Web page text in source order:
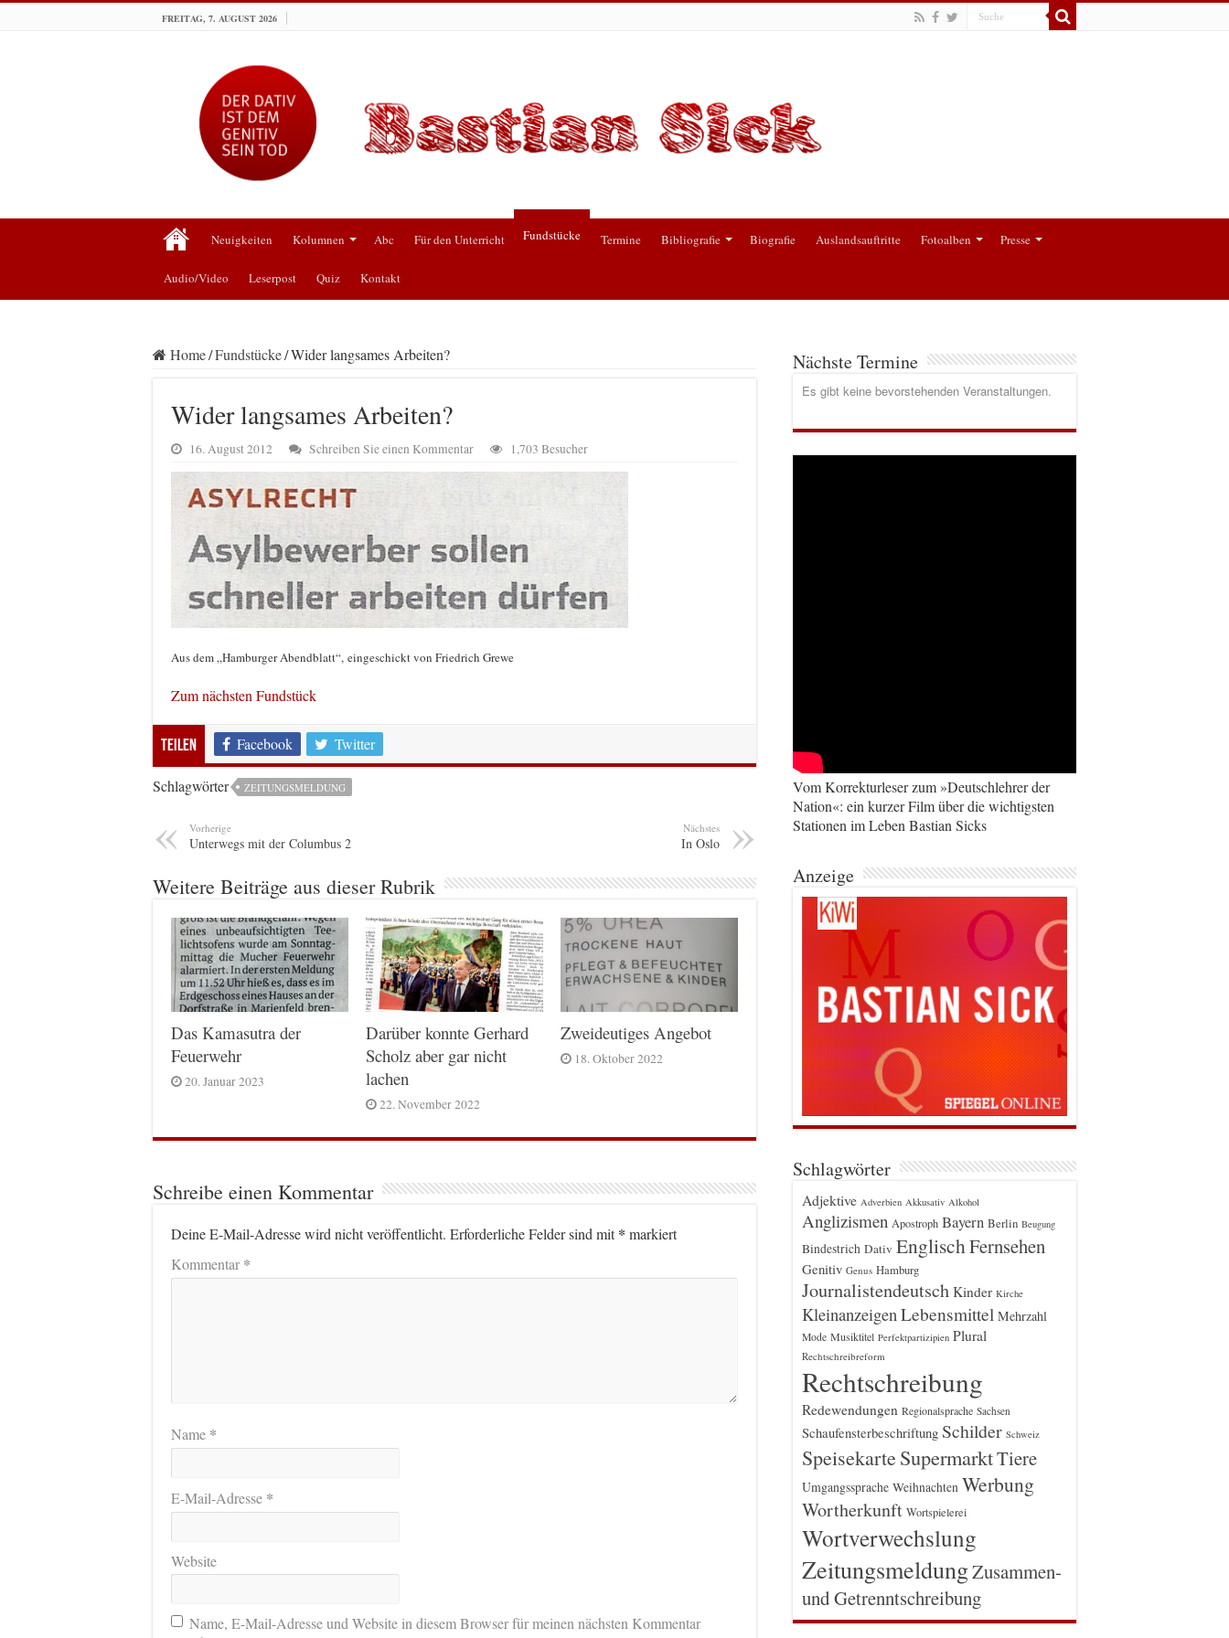
FREITAG, 7. AUGUST 2026
Neuigkeiten Kolumnen Abc Für den Unterricht Fundstücke Termine Bibliografie Biografie Auslandsauftritte Fotoalben Presse
Audio/Video Leserpost Quiz Kontakt
Home/Fundstücke/Wider langsames Arbeiten?
Wider langsames Arbeiten?
16. August 2012 Schreiben Sie einen Kommentar 1,703 Besucher
Aus dem „Hamburger Abendblatt“, eingeschickt von Friedrich Grewe
Zum nächsten Fundstück
Teilen Facebook Twitter
Schlagwörter ZEITUNGSMELDUNG
Vorherige
Unterwegs mit der Columbus 2
Nächstes
In Oslo
Weitere Beiträge aus dieser Rubrik
Das Kamasutra der
Feuerwehr
20. Januar 2023
Darüber konnte Gerhard
Scholz aber gar nicht
lachen
22. November 2022
Zweideutiges Angebot
18. Oktober 2022
Schreibe einen Kommentar
Deine E-Mail-Adresse wird nicht veröffentlicht. Erforderliche Felder sind mit* markiert
Kommentar*
Name *
E-Mail-Adresse *
Website
Name, E-Mail-Adresse und Website in diesem Browser für meinen nächsten Kommentar
Nächste Termine
Es gibt keine bevorstehenden Veranstaltungen.
Vom Korrekturleser zum »Deutschlehrer der
Nation«: ein kurzer Film über die wichtigsten
Stationen im Leben Bastian Sicks
Anzeige
Schlagwörter
Adjektive Adverbien Akkusativ Alkohol
Anglizismen Apostroph Bayern Berlin Beugung
Bindestrich Dativ EnglischFernsehen
Genitiv Genus Hamburg
Journalistendeutsch Kinder Kirche
Kleinanzeigen Lebensmittel Mehrzahl
Mode Musiktitel Perfektpartizipien Plural
Rechtschreibreform
Rechtschreibung
Redewendungen Regionalsprache Sachsen
Schaufensterbeschriftung Schilder Schweiz
Speisekarte SupermarktTiere
Umgangssprache Weihnachten Werbung
Wortherkunft Wortspielerei
Wortverwechslung
ZeitungsmeldungZusammen-
und Getrenntschreibung